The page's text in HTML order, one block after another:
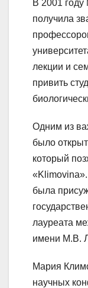
В 2001
получила
лекции и
привить
Одним из
было
который
была
лауреата
имени М.В.
Мария
научных